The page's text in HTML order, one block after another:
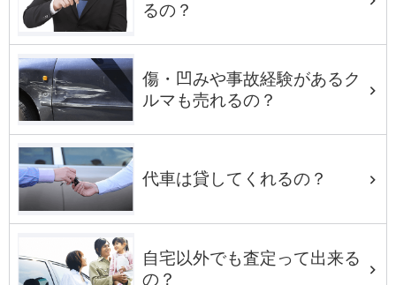
るの？
傷・凹みや事故経験があるク
ルマも売れるの？
代車は貸してくれるの？
自宅以外でも査定って出来る
の？